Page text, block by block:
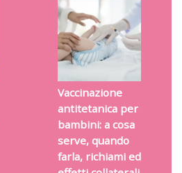
Vaccinazione
antitetanica per
bambini: a cosa
serve, quando
farla, richiami ed